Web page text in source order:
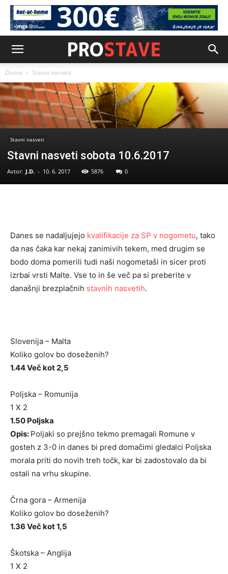
Doma Stavni nasveti
Stavni nasveti
Stavni nasveti sobota 10.6.2017
Avtor: J.D. - 10. 6. 2017 5876 0
Danes se nadaljujejo kvalifikacije za SP v nogometu, tako
da nas čaka kar nekaj zanimivih tekem, med drugim se
bodo doma pomerili tudi naši nogometaši in sicer proti
izrbai vrsti Malte. Vse to in še več pa si preberite v
današnji brezplačnih stavnih nasvetih.
Slovenija – Malta
Koliko golov bo doseženih?
1.44 Več kot 2,5
Poljska – Romunija
1 X 2
1.50 Poljska
Opis: Poljaki so prejšno tekmo premagali Romune v
gosteh z 3-0 in danes bi pred domačimi gledalci Poljska
morala priti do novih treh točk, kar bi zadostovalo da bi
ostali na vrhu skupine.
Črna gora – Armenija
Koliko golov bo doseženih?
1.36 Več kot 1,5
Škotska – Anglija
1 X 2